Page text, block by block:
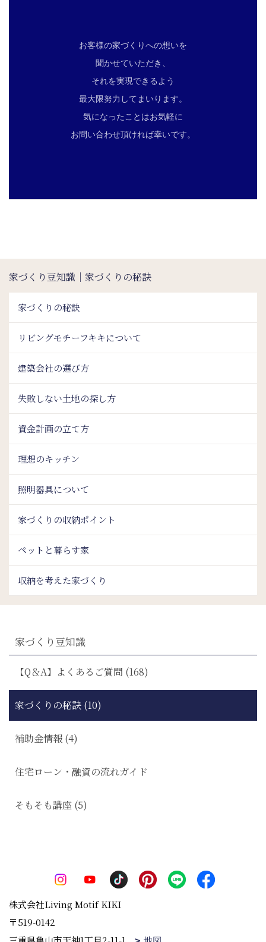
お客様の家づくりへの想いを
聞かせていただき、
それを実現できるよう
最大限努力してまいります。
気になったことはお気軽に
お問い合わせ頂ければ幸いです。
家づくり豆知識｜家づくりの秘訣
家づくりの秘訣
リビングモチーフキキについて
建築会社の選び方
失敗しない土地の探し方
資金計画の立て方
理想のキッチン
照明器具について
家づくりの収納ポイント
ペットと暮らす家
収納を考えた家づくり
家づくり豆知識
【Q＆A】よくあるご質問 (168)
家づくりの秘訣 (10)
補助金情報 (4)
住宅ローン・融資の流れガイド
そもそも講座 (5)
株式会社Living Motif KIKI
〒519-0142